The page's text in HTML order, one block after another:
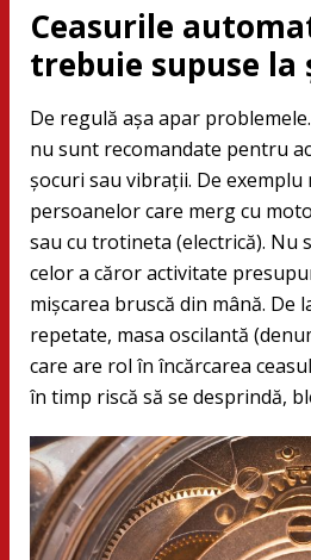
Ceasurile
trebuie supuse la
De regulă așa apar
nu sunt recomandate pentru
șocuri sau vibrații. De
persoanelor care merg cu
sau cu trotineta (electrică). Nu
celor a căror activitate
mișcarea bruscă din mână. De
repetate, masa oscilantă
care are rol în încărcarea
în timp riscă să se desprindă,